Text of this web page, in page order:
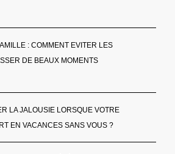
: COMMENT EVITER LES
DE BEAUX MOMENTS
LA JALOUSIE LORSQUE VOTRE
EN VACANCES SANS VOUS ?